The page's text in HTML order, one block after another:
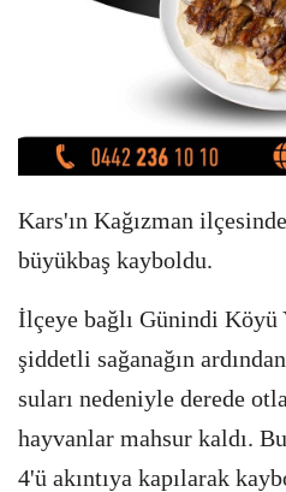
Kars'ın Kağızman
büyükbaş kayboldu.
İlçeye bağlı Günindi Köyü
şiddetli sağanağın
suları nedeniyle derede
hayvanlar mahsur kaldı.
4'ü akıntıya kapılarak